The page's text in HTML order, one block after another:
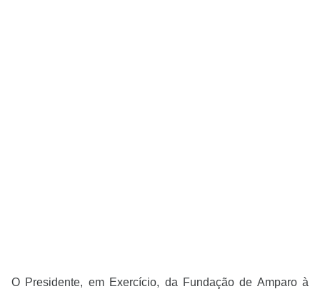
O Presidente, em Exercício, da Fundação de Amparo à